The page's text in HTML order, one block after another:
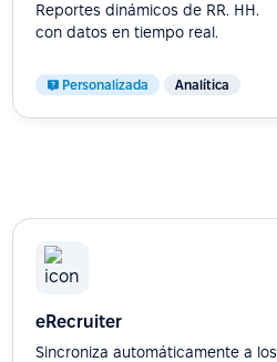
Reportes dinámicos de RR. HH.
con datos en tiempo real.
Personalizada Analítica
eRecruiter
Sincroniza automáticamente a los